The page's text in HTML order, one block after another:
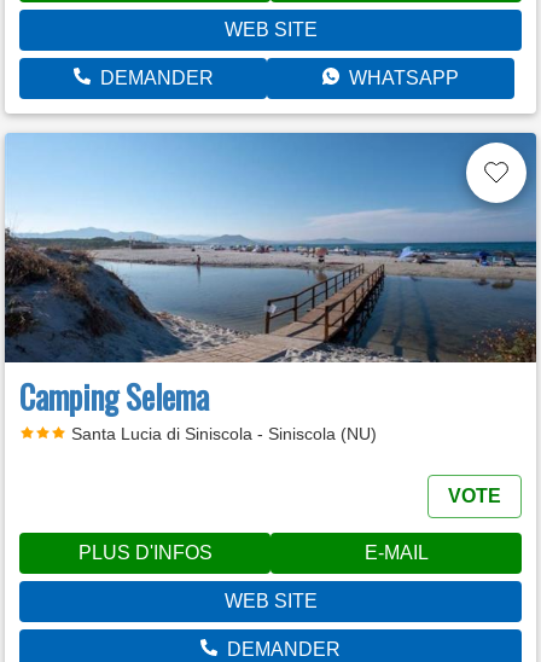
WEB SITE
DEMANDER WHATSAPP
Camping Selema
Santa Lucia di Siniscola - Siniscola (NU)
VOTE
PLUS D'INFOS E-MAIL
WEB SITE
DEMANDER